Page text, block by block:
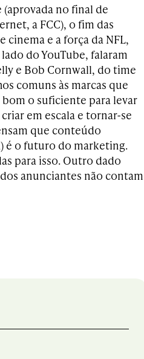
no final de
a FCC), o fim das
cinema e a força da NFL,
do YouTube, falaram
e Bob Cornwall, do time
comuns às marcas que
o suficiente para levar
em escala e tornar-se
que conteúdo
é o futuro do marketing.
para isso. Outro dado
anunciantes não contam